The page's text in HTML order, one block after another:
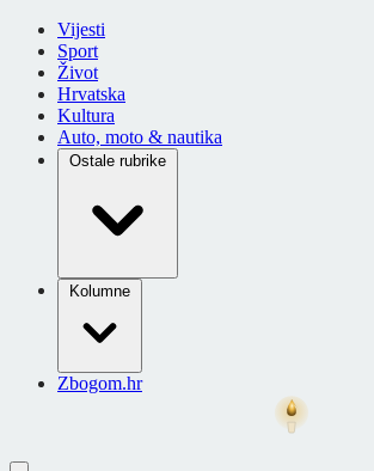
Vijesti
Sport
Život
Hrvatska
Kultura
Auto, moto & nautika
Ostale rubrike
Kolumne
Zbogom.hr